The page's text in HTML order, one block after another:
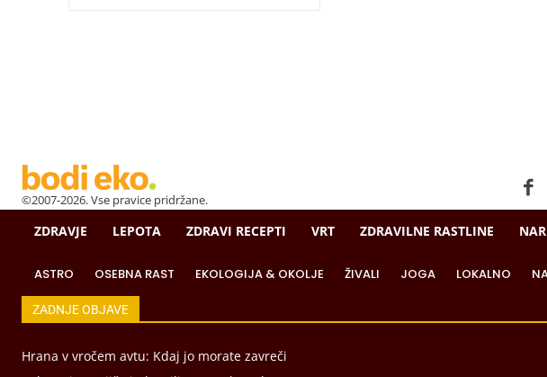
©2007-2026. Vse pravice pridržane.
ZDRAVJE LEPOTA ZDRAVI RECEPTI VRT ZDRAVILNE RASTLINE
ASTRO OSEBNA RAST EKOLOGIJA & OKOLJE ŽIVALI JOGA LOKALNO
ZADNJE OBJAVE
Hrana v vročem avtu: Kdaj jo morate zavreči